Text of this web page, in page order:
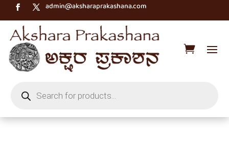
admin@aksharaprakashana.com
search